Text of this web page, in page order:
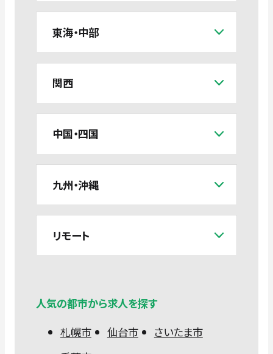
東海・中部
関西
中国・四国
九州・沖縄
リモート
人気の都市から求人を探す
札幌市
仙台市
さいたま市